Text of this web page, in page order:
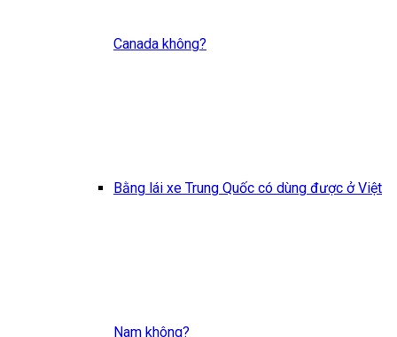
Canada không?
Bằng lái xe Trung Quốc có dùng được ở Việt
Nam không?